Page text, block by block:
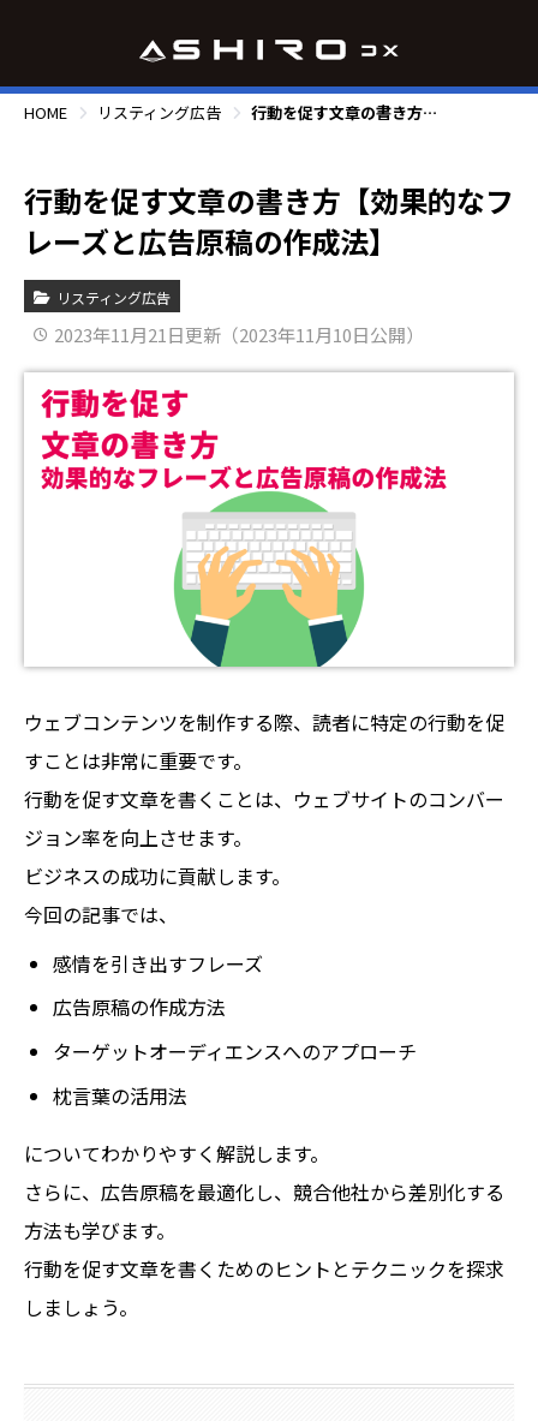
HOME リスティング広告 行動を促す文章の書き方【効果的なフレーズと広告原稿の作成法】
行動を促す文章の書き方【効果的なフ
レーズと広告原稿の作成法】
リスティング広告
2023年11月21日更新（2023年11月10日公開）
ウェブコンテンツを制作する際、読者に特定の行動を促
すことは非常に重要です。
行動を促す文章を書くことは、ウェブサイトのコンバー
ジョン率を向上させます。
ビジネスの成功に貢献します。
今回の記事では、
感情を引き出すフレーズ
広告原稿の作成方法
ターゲットオーディエンスへのアプローチ
枕言葉の活用法
についてわかりやすく解説します。
さらに、広告原稿を最適化し、競合他社から差別化する
方法も学びます。
行動を促す文章を書くためのヒントとテクニックを探求
しましょう。